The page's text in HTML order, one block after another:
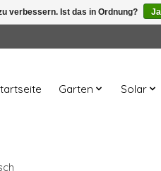
Garten Solar
verbessern. Ist das in Ordnung? Ja